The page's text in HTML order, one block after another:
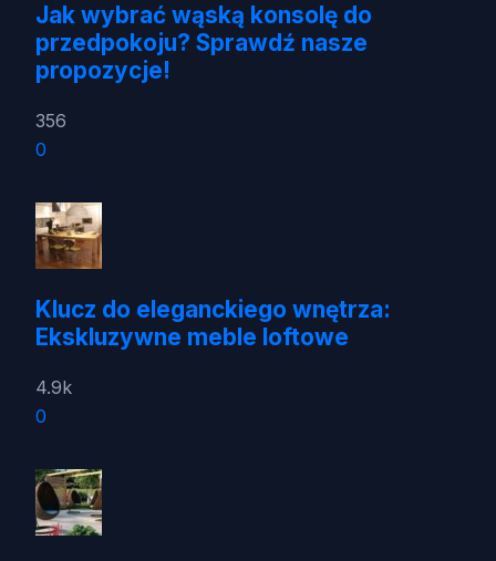
Jak wybrać wąską konsolę do
przedpokoju? Sprawdź nasze
propozycje!
356
0
Klucz do eleganckiego wnętrza:
Ekskluzywne meble loftowe
4.9k
0